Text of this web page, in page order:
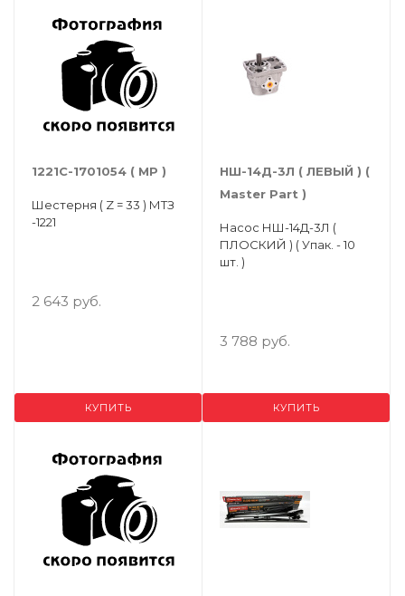
1221С-1701054 ( МР )
Шестерня ( Z = 33 ) МТЗ
-1221
2 643 руб.
КУПИТЬ
НШ-14Д-3Л ( ЛЕВЫЙ ) (
Master Part )
Насос НШ-14Д-3Л (
ПЛОСКИЙ ) ( Упак. - 10
шт. )
3 788 руб.
КУПИТЬ